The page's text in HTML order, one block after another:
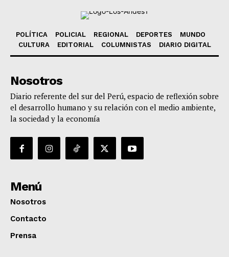
POLÍTICA POLICIAL REGIONAL DEPORTES
MUNDO
CULTURA
EDITORIAL COLUMNISTAS DIARIO DIGITAL
Nosotros
Diario referente del sur del Perú, espacio de reflexión sobre
el desarrollo humano y su relación con el medio ambiente,
la sociedad y la economía
Menú
Nosotros
Contacto
Prensa